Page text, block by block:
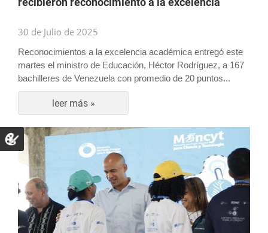
30 de Julio de 2025
Reconocimientos a la excelencia académica entregó este
martes el ministro de Educación, Héctor Rodríguez, a 167
bachilleres de Venezuela con promedio de 20 puntos...
leer más »